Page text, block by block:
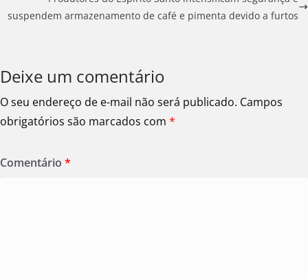
suspendem armazenamento de café e pimenta devido a furtos
Deixe um comentário
O seu endereço de e-mail não será publicado. Campos
obrigatórios são marcados com *
Comentário *